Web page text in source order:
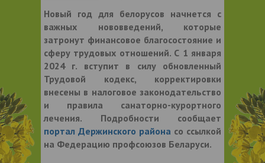
Новый год для белорусов начнется с
важных нововведений, которые
затронут финансовое благосостояние и
сферу трудовых отношений. С 1 января
2024 г. вступит в силу обновленный
Трудовой кодекс, корректировки
внесены в налоговое законодательство
и правила санаторно-курортного
лечения. Подробности сообщает
портал Держинского района со ссылкой
на Федерацию профсоюзов Беларуси.